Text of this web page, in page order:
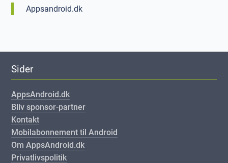
Appsandroid.dk
Sider
AppsAndroid.dk
Bliv sponsor-partner
Kontakt
Mobilabonnement til Android
Om AppsAndroid.dk
Privatlivspolitik